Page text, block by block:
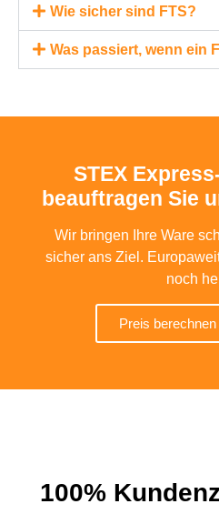
Wie sicher sind FTS?
Was passiert, wenn ein
STEX
beauftragen Sie
Wir bringen Ihre Ware
sicher ans Ziel.
noch
Preis
100%